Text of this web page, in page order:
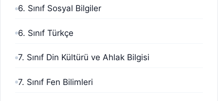
6. Sınıf Sosyal Bilgiler
6. Sınıf Türkçe
7. Sınıf Din Kültürü ve Ahlak Bilgisi
7. Sınıf Fen Bilimleri